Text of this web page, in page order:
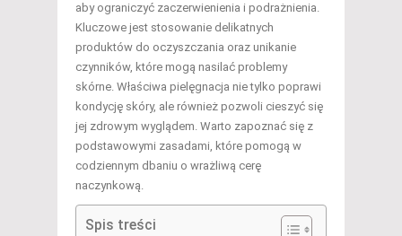
aby ograniczyć zaczerwienienia i podrażnienia.
Kluczowe jest stosowanie delikatnych
produktów do oczyszczania oraz unikanie
czynników, które mogą nasilać problemy
skórne. Właściwa pielęgnacja nie tylko poprawi
kondycję skóry, ale również pozwoli cieszyć się
jej zdrowym wyglądem. Warto zapoznać się z
podstawowymi zasadami, które pomogą w
codziennym dbaniu o wrażliwą cerę
naczynkową.
Spis treści